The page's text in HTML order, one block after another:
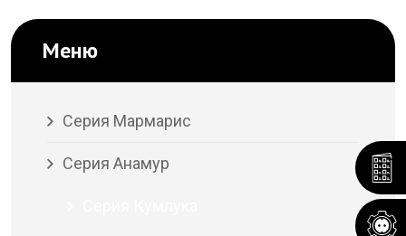
Меню
Серия Мармарис
Серия Анамур